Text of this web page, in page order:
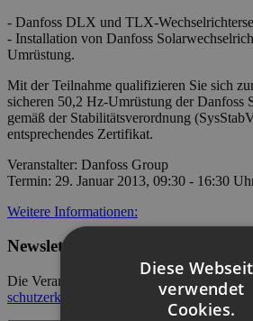
- Danfoss DLX und TLX-
- Installation von Danfoss
Umrüstung.
Mit der Teilnahme qualifizieren Sie sich
sicheren 50,2 Hz-Umrüstung der Danfoss
gemäß der Stabilitätsverordnung
entsprechendes Zertifikat.
Veranstalter: Danfoss Group
Termin: 29. Januar 2013, 09:30 - 16:30
Weitere Informationen:
Newsletter abonnieren
Die Verarbeitung Ihrer Daten erfolgt im
schutz­erklärung
Diese
verwendet
Cookies.